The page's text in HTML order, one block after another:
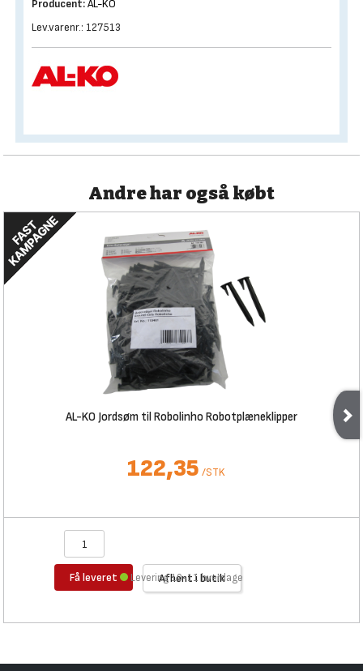
Producent:AL-KO
Lev.varenr.: 127513
Andre har også købt
AL-KO Jordsøm til Robolinho Robotplæneklipper
122,35 /STK
Få leveret Afhent i butik
Levering 10-11 hverdage